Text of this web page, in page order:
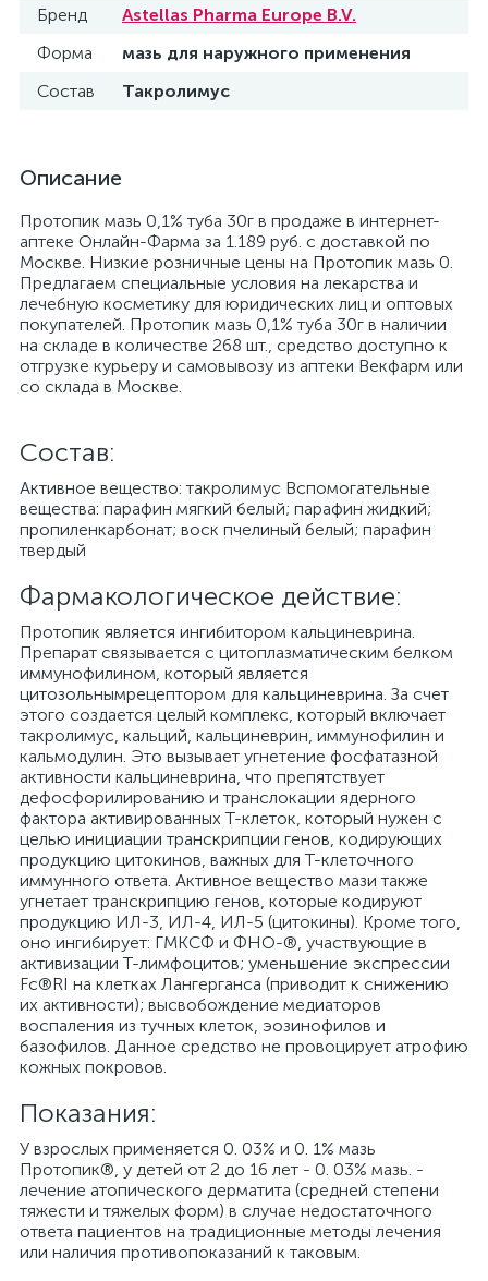
Бренд
Astellas Pharma Europe B.V.
Форма
мазь для наружного применения
Состав
Такролимус
Описание
Протопик мазь 0,1% туба 30г в продаже в интернет-
аптеке Онлайн-Фарма за 1.189 руб. с доставкой по
Москве. Низкие розничные цены на Протопик мазь 0.
Предлагаем специальные условия на лекарства и
лечебную косметику для юридических лиц и оптовых
покупателей. Протопик мазь 0,1% туба 30г в наличии
на складе в количестве 268 шт., средство доступно к
отгрузке курьеру и самовывозу из аптеки Векфарм или
со склада в Москве.
Cостав:
Активное вещество: такролимус Вспомогательные
вещества: парафин мягкий белый; парафин жидкий;
пропиленкарбонат; воск пчелиный белый; парафин
твердый
Фармакологическое действие:
Протопик является ингибитором кальциневрина.
Препарат связывается с цитоплазматическим белком
иммунофилином, который является
цитозольнымрецептором для кальциневрина. За счет
этого создается целый комплекс, который включает
такролимус, кальций, кальциневрин, иммунофилин и
кальмодулин. Это вызывает угнетение фосфатазной
активности кальциневрина, что препятствует
дефосфорилированию и транслокации ядерного
фактора активированных Т-клеток, который нужен с
целью инициации транскрипции генов, кодирующих
продукцию цитокинов, важных для Т-клеточного
иммунного ответа. Активное вещество мази также
угнетает транскрипцию генов, которые кодируют
продукцию ИЛ-3, ИЛ-4, ИЛ-5 (цитокины). Кроме того,
оно ингибирует: ГМКСФ и ФНО-®, участвующие в
активизации Т-лимфоцитов; уменьшение экспрессии
Fc®RI на клетках Лангерганса (приводит к снижению
их активности); высвобождение медиаторов
воспаления из тучных клеток, эозинофилов и
базофилов. Данное средство не провоцирует атрофию
кожных покровов.
Показания:
У взрослых применяется 0. 03% и 0. 1% мазь
Протопик®, у детей от 2 до 16 лет - 0. 03% мазь. -
лечение атопического дерматита (средней степени
тяжести и тяжелых форм) в случае недостаточного
ответа пациентов на традиционные методы лечения
или наличия противопоказаний к таковым.